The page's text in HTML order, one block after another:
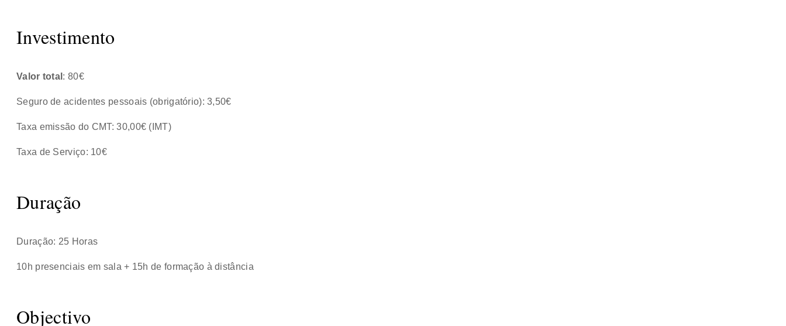
Investimento
Valor total : 80€
Seguro de acidentes pessoais (obrigatório): 3,50€
Taxa emissão do CMT: 30,00€ (IMT)
Taxa de Serviço: 10€
Duração
Duração: 25 Horas
10h presenciais em sala + 15h de formação à distância
Objectivo